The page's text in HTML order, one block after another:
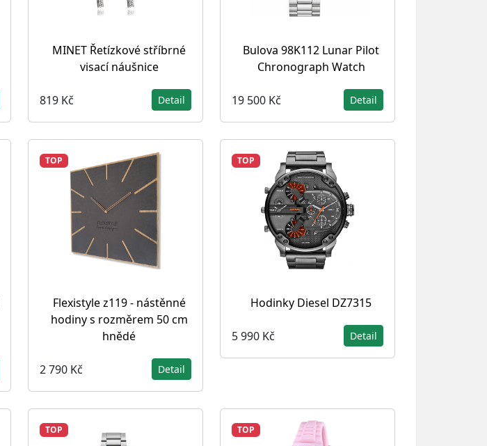
MINET Řetízkové stříbrné
visací náušnice
819 Kč Detail
Bulova 98K112 Lunar Pilot
Chronograph Watch
19 500 Kč Detail
TOP
Flexistyle z119 - nástěnné
hodiny s rozměrem 50 cm
hnědé
2 790 Kč Detail
TOP
Hodinky Diesel DZ7315
5 990 Kč Detail
TOP TOP